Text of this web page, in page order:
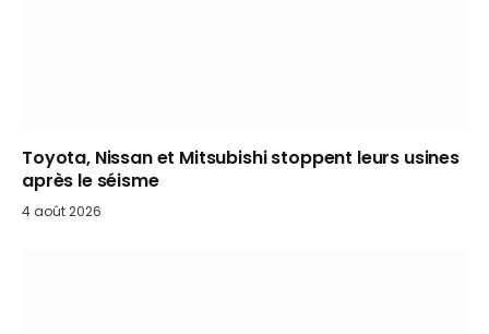
Toyota, Nissan et Mitsubishi stoppent leurs usines
après le séisme
4 août 2026